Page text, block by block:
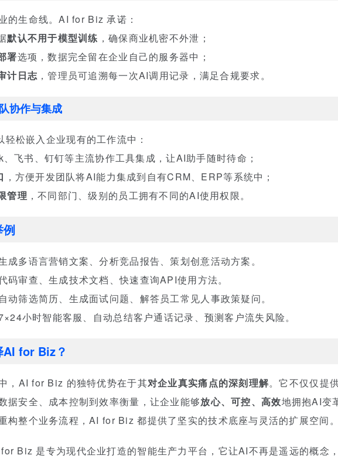
的生命线。AI for Biz 承诺：
默认不用于模型训练 ，确保商业机密不外泄；
署选项，数据完全留在企业自己的服务器中；
计日志 ，管理员可追溯每一次AI调用记录，满足合规要求。
协作与集成
松嵌入企业现有的工作流中：
飞书、钉钉等主流协作工具集成，让AI助手随时待命；
，方便开发团队将AI能力集成到自有CRM、ERP等系统中；
管理 ，不同部门、级别的员工拥有不同的AI使用权限。
例
成多语言营销文案、分析竞品报告、策划创意活动方案。
码审查、生成技术文档、快速查询API使用方法。
动筛选简历、生成面试问题、解答员工常见人事政策疑问。
小时智能客服、自动总结客户通话记录、预测客户流失风险。
AI for Biz？
，AI for Biz 的独特优势在于其对企业真实痛点的深刻理解。它不仅仅提
安全、成本控制到效率衡量，让企业能够放心、可控、高效地拥抱AI变
构整个业务流程，AI for Biz 都提供了坚实的技术底座与灵活的扩展空间
Biz 是专为现代企业打造的智能生产力平台，它让AI不再是遥远的概念